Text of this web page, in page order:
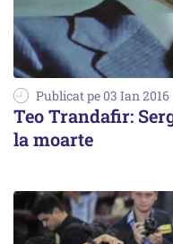
Publicat pe 03 Ian 2016
Teo Trandafir:
la moarte